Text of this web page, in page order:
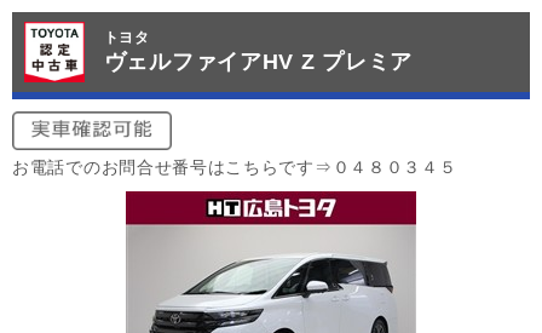
トヨタ
ヴェルファイアHV Z プレミア
お電話でのお問合せ番号はこちらです⇒０４８０３４５